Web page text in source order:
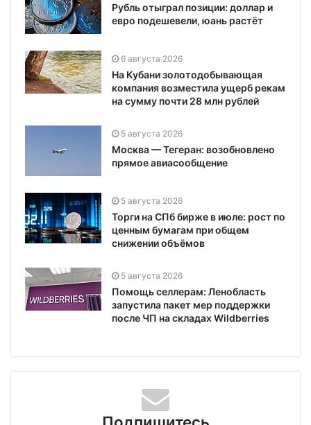
Рубль отыграл позиции: доллар и
евро подешевели, юань растёт
6 августа 2026
На Кубани золотодобывающая
компания возместила ущерб рекам
на сумму почти 28 млн рублей
5 августа 2026
Москва — Тегеран: возобновлено
прямое авиасообщение
5 августа 2026
Торги на СПб бирже в июле: рост по
ценным бумагам при общем
снижении объёмов
5 августа 2026
Помощь селлерам: Ленобласть
запустила пакет мер поддержки
после ЧП на складах Wildberries